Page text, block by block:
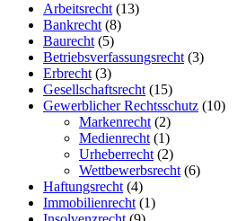
Arbeitsrecht (13)
Bankrecht (8)
Baurecht (5)
Betriebsverfassungsrecht (3)
Erbrecht (3)
Gesellschaftsrecht (15)
Gewerblicher Rechtsschutz (10)
Markenrecht (2)
Medienrecht (1)
Urheberrecht (2)
Wettbewerbsrecht (6)
Haftungsrecht (4)
Immobilienrecht (1)